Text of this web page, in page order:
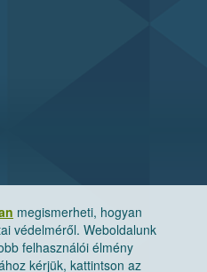
megismerheti, hogyan
védelméről. Weboldalunk
felhasználói élmény
kérjük, kattintson az